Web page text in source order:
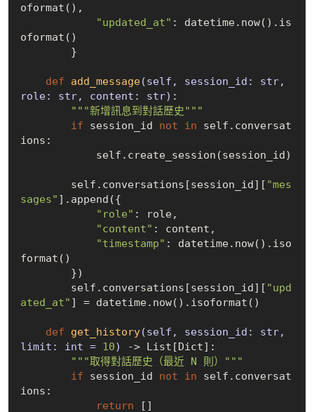
oformat(),
"updated_at" : datetime.now().is
oformat()
def add_message(self, session_id: str,
role: str, content: str) :
"""新增訊息到對話歷史"""
if session_id not in self.conversat
ions:
        self.conversations[session_id][
"mes
sages" ].append({
"role" : role,
"content" : content,
"timestamp" : datetime.now().iso
format()
        self.conversations[session_id][
"upd
ated_at" ] = datetime.now().isoformat()
def get_history(self, session_id: str,
limit: int = 10)
-> List[Dict]:
"""取得對話歷史（最近 N 則）"""
if session_id not in self.conversat
ions:
return []